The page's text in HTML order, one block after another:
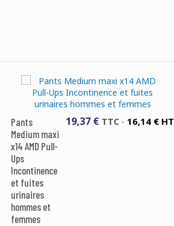
Pants
Medium maxi
x14 AMD Pull-
Ups
Incontinence
et fuites
urinaires
hommes et
femmes
19,37 € TTC - 16,14 € HT